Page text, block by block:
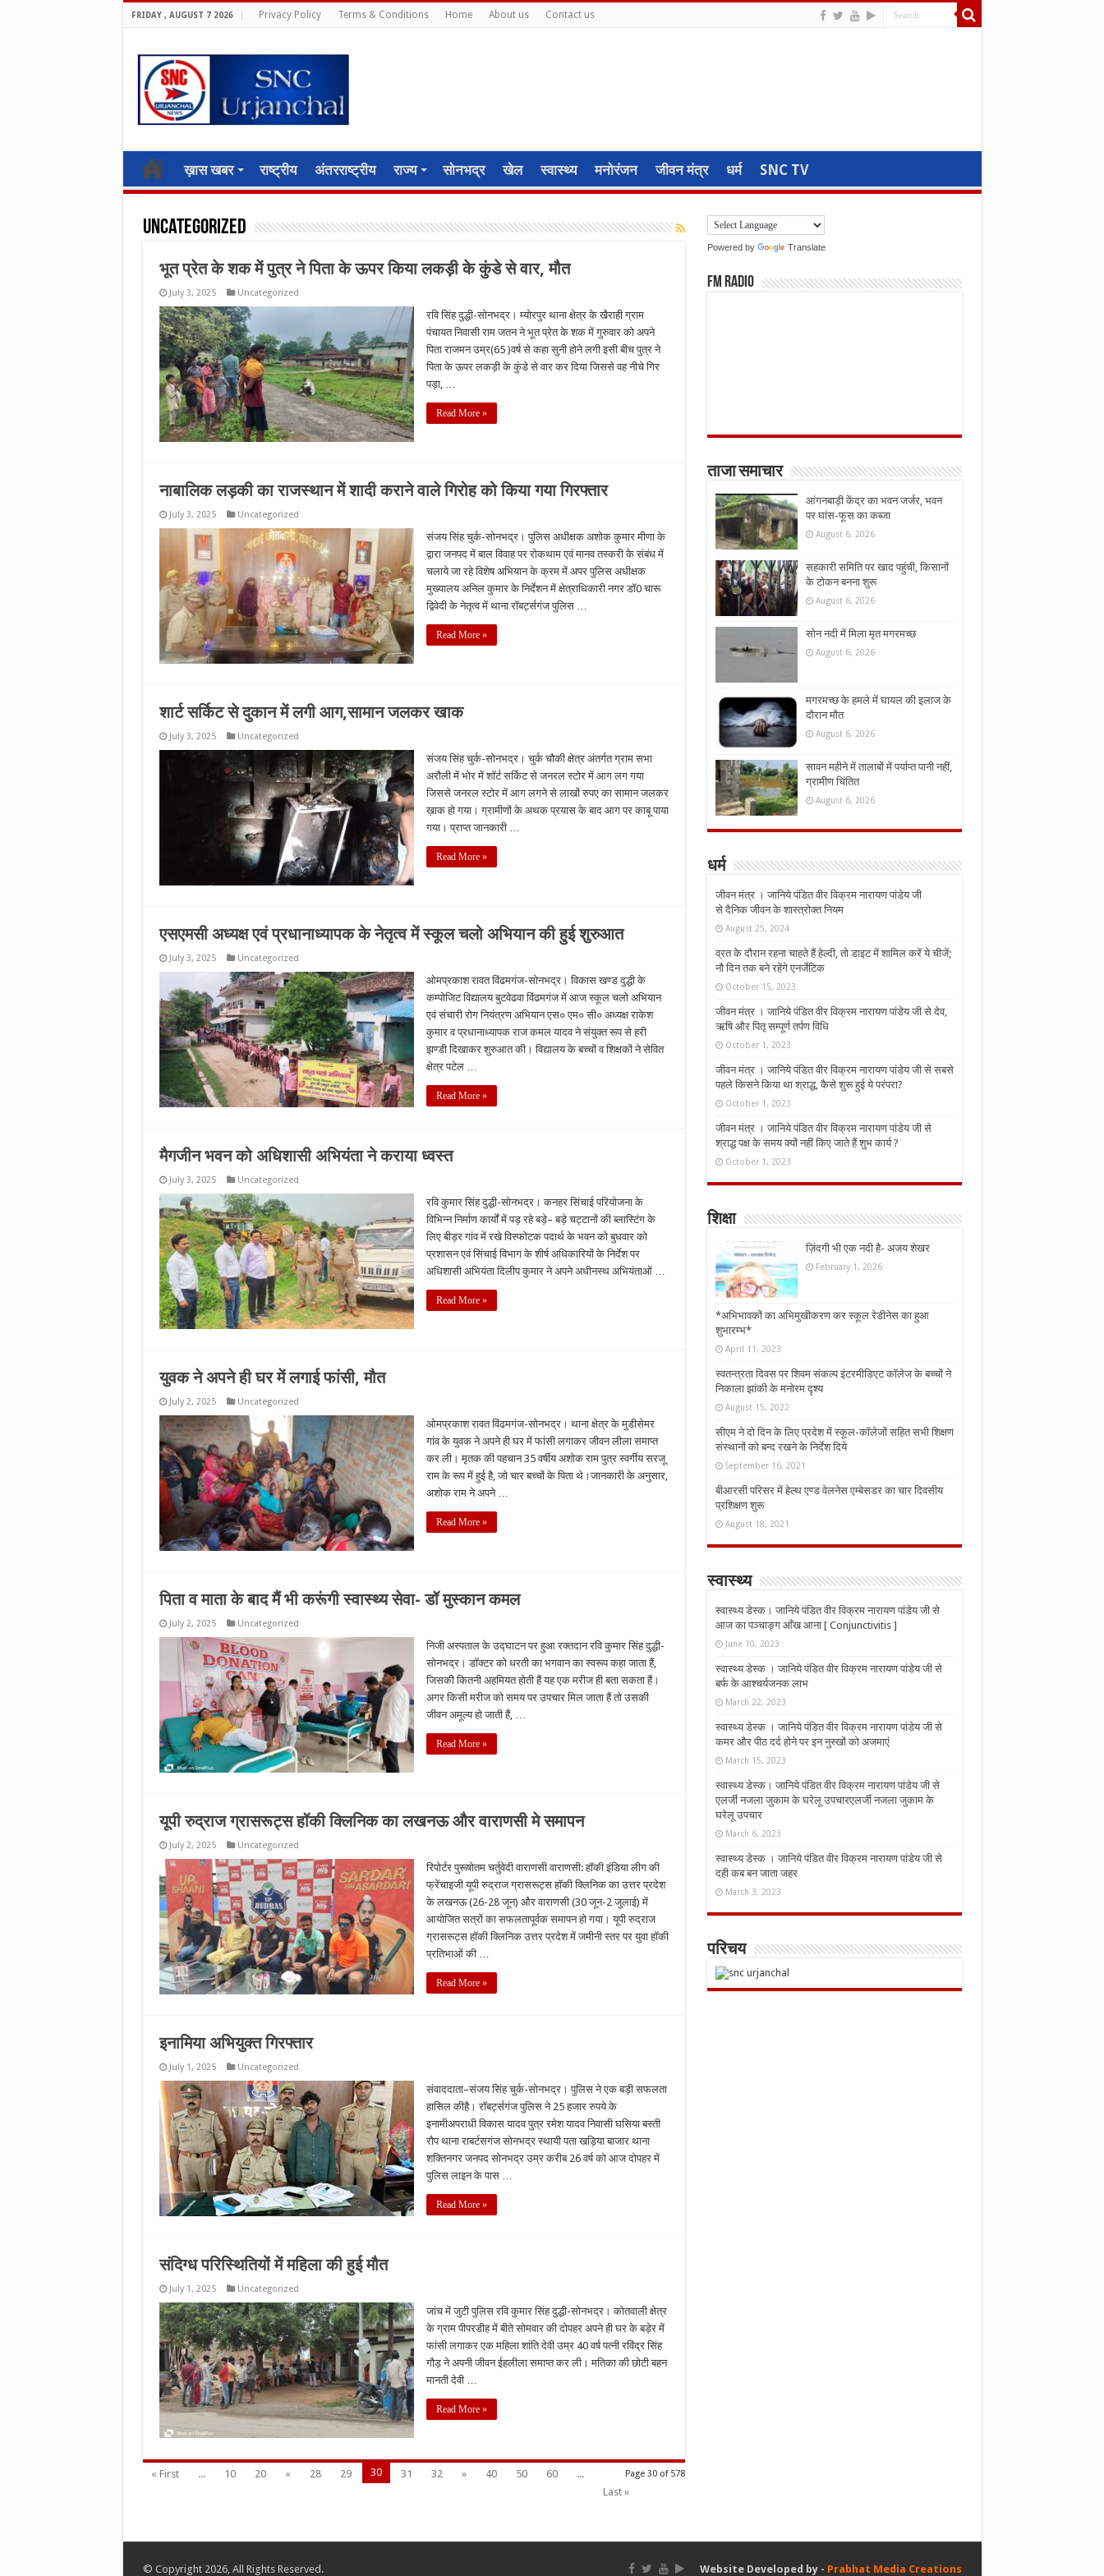
FRIDAY , AUGUST 7 2026 Privacy Policy Terms & Conditions Home About us Contact us
ख़ास खबर राष्ट्रीय अंतरराष्ट्रीय राज्य सोनभद्र खेल स्वास्थ्य मनोरंजन जीवन मंत्र धर्म SNC TV
Uncategorized
भूत प्रेत के शक में पुत्र ने पिता के ऊपर किया लकड़ी के कुंडे से वार, मौत
July 3, 2025 Uncategorized
रवि सिंह दुद्धी-सोनभद्र। म्योरपुर थाना क्षेत्र के खैराही ग्राम
पंचायत निवासी राम जतन ने भूत प्रेत के शक में गुरुवार को अपने
पिता राजमन उम्र(65 )वर्ष से कहा सुनी होने लगी इसी बीच पुत्र ने
पिता के ऊपर लकड़ी के कुंडे से वार कर दिया जिससे वह नीचे गिर
पड़ा, …
Read More »
नाबालिक लड़की का राजस्थान में शादी कराने वाले गिरोह को किया गया गिरफ्तार
July 3, 2025 Uncategorized
संजय सिंह चुर्क-सोनभद्र। पुलिस अधीक्षक अशोक कुमार मीणा के
द्वारा जनपद में बाल विवाह पर रोकथाम एवं मानव तस्करी के संबंध में
चलाये जा रहे विशेष अभियान के क्रम में अपर पुलिस अधीक्षक
मुख्यालय अनिल कुमार के निर्देशन में क्षेत्राधिकारी नगर डॉ0 चारू
द्विवेदी के नेतृत्व में थाना रॉबर्ट्सगंज पुलिस …
Read More »
शार्ट सर्किट से दुकान में लगी आग,सामान जलकर खाक
July 3, 2025 Uncategorized
संजय सिंह चुर्क-सोनभद्र। चुर्क चौकी क्षेत्र अंतर्गत ग्राम सभा
अरौली में भोर में शॉर्ट सर्किट से जनरल स्टोर में आग लग गया
जिससे जनरल स्टोर में आग लगने से लाखों रुपए का सामान जलकर
ख़ाक हो गया। ग्रामीणों के अथक प्रयास के बाद आग पर काबू पाया
गया। प्राप्त जानकारी …
Read More »
एसएमसी अध्यक्ष एवं प्रधानाध्यापक के नेतृत्व में स्कूल चलो अभियान की हुई शुरुआत
July 3, 2025 Uncategorized
ओमप्रकाश रावत विंढमगंज-सोनभद्र। विकास खण्ड दुद्धी के
कम्पोजिट विद्यालय बुटवेढवा विंढमगंज में आज स्कूल चलो अभियान
एवं संचारी रोग नियंत्रण अभियान एस० एम० सी० अध्यक्ष राकेश
कुमार व प्रधानाध्यापक राज कमल यादव ने संयुक्त रूप से हरी
झण्डी दिखाकर शुरुआत की। विद्यालय के बच्चों व शिक्षकों ने सेवित
क्षेत्र पटेल …
Read More »
मैगजीन भवन को अधिशासी अभियंता ने कराया ध्वस्त
July 3, 2025 Uncategorized
रवि कुमार सिंह दुद्धी-सोनभद्र। कनहर सिंचाई परियोजना के
विभिन्न निर्माण कार्यों में पड़ रहे बड़े– बड़े चट्टानों की ब्लास्टिंग के
लिए बीड़र गांव में रखे विस्फोटक पदार्थ के भवन को बुधवार को
प्रशासन एवं सिंचाई विभाग के शीर्ष अधिकारियों के निर्देश पर
अधिशासी अभियंता दिलीप कुमार ने अपने अधीनस्थ अभियंताओं …
Read More »
युवक ने अपने ही घर में लगाई फांसी, मौत
July 2, 2025 Uncategorized
ओमप्रकाश रावत विंढमगंज-सोनभद्र। थाना क्षेत्र के मुडीसेमर
गांव के युवक ने अपने ही घर में फांसी लगाकर जीवन लीला समाप्त
कर ली। मृतक की पहचान 35 वर्षीय अशोक राम पुत्र स्वर्गीय सरजू
राम के रूप में हुई है, जो चार बच्चों के पिता थे।जानकारी के अनुसार,
अशोक राम ने अपने …
Read More »
पिता व माता के बाद मैं भी करूंगी स्वास्थ्य सेवा- डॉ मुस्कान कमल
July 2, 2025 Uncategorized
निजी अस्पताल के उद्घाटन पर हुआ रक्तदान रवि कुमार सिंह दुद्धी-
सोनभद्र। डॉक्टर को धरती का भगवान का स्वरूप कहा जाता हैं,
जिसकी कितनी अहमियत होती हैं यह एक मरीज ही बता सकता हैं।
अगर किसी मरीज को समय पर उपचार मिल जाता हैं तो उसकी
जीवन अमूल्य हो जाती हैं, …
Read More »
यूपी रुद्राज ग्रासरूट्स हॉकी क्लिनिक का लखनऊ और वाराणसी मे समापन
July 2, 2025 Uncategorized
रिपोर्टर पुरूषोतम चर्तुवेदी वाराणसी वाराणसी: हॉकी इंडिया लीग की
फ्रेंचाइजी यूपी रुद्राज ग्रासरूट्स हॉकी क्लिनिक का उत्तर प्रदेश
के लखनऊ (26-28 जून) और वाराणसी (30 जून-2 जुलाई) में
आयोजित सत्रों का सफलतापूर्वक समापन हो गया। यूपी रुद्राज
ग्रासरूट्स हॉकी क्लिनिक उत्तर प्रदेश में जमीनी स्तर पर युवा हॉकी
प्रतिभाओं की …
Read More »
इनामिया अभियुक्त गिरफ्तार
July 1, 2025 Uncategorized
संवाददाता–संजय सिंह चुर्क-सोनभद्र। पुलिस ने एक बड़ी सफलता
हासिल कीहै। रॉबर्ट्सगंज पुलिस ने 25 हजार रुपये के
इनामीअपराधी विकास यादव पुत्र रमेश यादव निवासी घसिया बस्ती
रौप थाना राबर्टसगंज सोनभद्र स्थायी पता खड़िया बाजार थाना
शक्तिनगर जनपद सोनभद्र उम्र करीब 26 वर्ष को आज दोपहर में
पुलिस लाइन के पास …
Read More »
संदिग्ध परिस्थितियों में महिला की हुई मौत
July 1, 2025 Uncategorized
जांच में जुटी पुलिस रवि कुमार सिंह दुद्धी-सोनभद्र। कोतवाली क्षेत्र
के ग्राम पीपरडीह में बीते सोमवार की दोपहर अपने ही घर के बड़ेर में
फांसी लगाकर एक महिला शांति देवी उम्र 40 वर्ष पत्नी रविंद्र सिंह
गौड़ ने अपनी जीवन ईहलीला समाप्त कर ली। मतिका की छोटी बहन
मानती देवी …
Read More »
Page 30 of 578
« First ... 10 20 « 28 29 30 31 32 » 40 50 60
...
Last »
Powered by Translate
FM Radio
ताजा समाचार
आंगनबाड़ी केंद्र का भवन जर्जर, भवन
पर घांस-फूस का कब्जा
August 6, 2026
सहकारी समिति पर खाद पहुंची, किसानों
के टोकन बनना शुरू
August 6, 2026
सोन नदी में मिला मृत मगरमच्छ
August 6, 2026
मगरमच्छ के हमले में घायल की इलाज के
दौरान मौत
August 6, 2026
सावन महीने में तालाबों में पर्याप्त पानी नहीं,
ग्रामीण चिंतित
August 6, 2026
धर्म
जीवन मंत्र । जानिये पंडित वीर विक्रम नारायण पांडेय जी
से दैनिक जीवन के शास्त्रोक्त नियम
August 25, 2024
व्रत के दौरान रहना चाहते हैं हेल्दी, तो डाइट में शामिल करें ये चीजें;
नौ दिन तक बने रहेंगे एनर्जेटिक
October 15, 2023
जीवन मंत्र । जानिये पंडित वीर विक्रम नारायण पांडेय जी से देव,
ऋषि और पितृ सम्पूर्ण तर्पण विधि
October 1, 2023
जीवन मंत्र । जानिये पंडित वीर विक्रम नारायण पांडेय जी से सबसे
पहले किसने किया था श्राद्ध, कैसे शुरू हुई ये परंपरा?
October 1, 2023
जीवन मंत्र । जानिये पंडित वीर विक्रम नारायण पांडेय जी से
श्राद्ध पक्ष के समय क्यों नहीं किए जाते हैं शुभ कार्य ?
October 1, 2023
शिक्षा
ज़िंदगी भी एक नदी है- अजय शेखर
February 1, 2026
*अभिभावकों का अभिमुखीकरण कर स्कूल रेडीनेस का हुआ
शुभारम्भ*
April 11, 2023
स्वतन्त्रता दिवस पर शिवम संकल्प इंटरमीडिएट कॉलेज के बच्चों ने
निकाला झांकी के मनोरम दृश्य
August 15, 2022
सीएम ने दो दिन के लिए प्रदेश में स्कूल-कॉलेजों सहित सभी शिक्षण
संस्थानों को बन्द रखने के निर्देश दिये
September 16, 2021
बीआरसी परिसर में हेल्थ एण्ड वेलनेस एम्बेसडर का चार दिवसीय
प्रशिक्षण शुरू
August 18, 2021
स्वास्थ्य
स्वास्थ्य डेस्क। जानिये पंडित वीर विक्रम नारायण पांडेय जी से
आज का पञ्चाङ्ग आँख आना [ Conjunctivitis ]
June 10, 2023
स्वास्थ्य डेस्क । जानिये पंडित वीर विक्रम नारायण पांडेय जी से
बर्फ के आश्चर्यजनक लाभ
March 22, 2023
स्वास्थ्य डेस्क । जानिये पंडित वीर विक्रम नारायण पांडेय जी से
कमर और पीठ दर्द होने पर इन नुस्‍खों को अजमाएं
March 15, 2023
स्वास्थ्य डेस्क। जानिये पंडित वीर विक्रम नारायण पांडेय जी से
एलर्जी नजला जुकाम के घरेलू उपचारएलर्जी नजला जुकाम के
घरेलू उपचार
March 6, 2023
स्वास्थ्य डेस्क । जानिये पंडित वीर विक्रम नारायण पांडेय जी से
दही कब बन जाता जहर
March 3, 2023
परिचय
Website Developed by - Prabhat Media Creations
© Copyright 2026, All Rights Reserved.